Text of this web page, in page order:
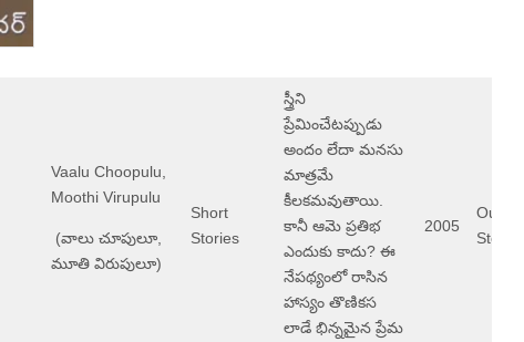
Vaalu Choopulu,
Moothi Virupulu
(వాలు చూపులూ,
మూతి విరుపులూ)
Short
Stories
స్త్రీని
ప్రేమించేటప్పుడు
అందం లేదా మనసు
మాత్రమే
కీలకమవుతాయి.
కానీ ఆమె ప్రతిభ
ఎందుకు కాదు? ఈ
నేపథ్యంలో రాసిన
హాస్యం తొణికస
లాడే భిన్నమైన ప్రేమ
2005
Out of
Stock